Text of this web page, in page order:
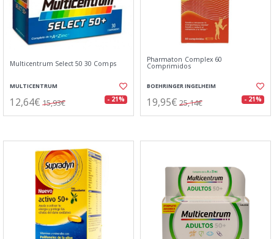
Multicentrum Select 50 30 Comps
MULTICENTRUM
12,64€ 15,93€ - 21%
Pharmaton Complex 60
Comprimidos
BOEHRINGER INGELHEIM
19,95€ 25,14€ - 21%